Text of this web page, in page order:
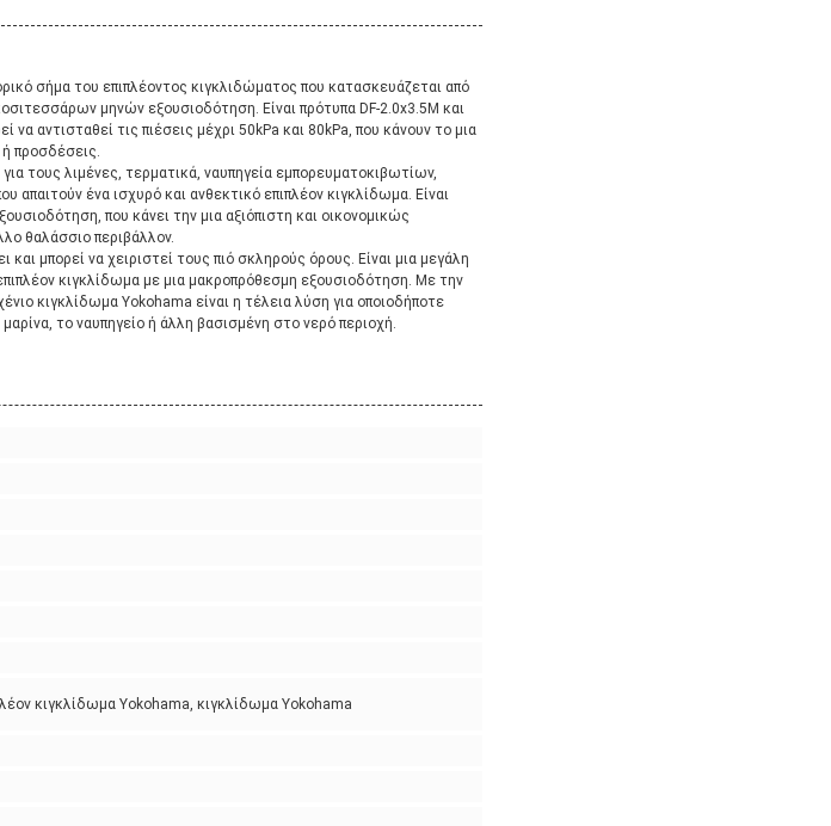
σήμα του επιπλέοντος κιγκλιδώματος που κατασκευάζεται από
μηνών εξουσιοδότηση. Είναι πρότυπα DF-2.0x3.5M και
αντισταθεί τις πιέσεις μέχρι 50kPa και 80kPa, που κάνουν το μια
προσδέσεις.
τους λιμένες, τερματικά, ναυπηγεία εμπορευματοκιβωτίων,
απαιτούν ένα ισχυρό και ανθεκτικό επιπλέον κιγκλίδωμα. Είναι
που κάνει την μια αξιόπιστη και οικονομικώς
θαλάσσιο περιβάλλον.
μπορεί να χειριστεί τους πιό σκληρούς όρους. Είναι μια μεγάλη
κιγκλίδωμα με μια μακροπρόθεσμη εξουσιοδότηση. Με την
κιγκλίδωμα Yokohama είναι η τέλεια λύση για οποιοδήποτε
το ναυπηγείο ή άλλη βασισμένη στο νερό περιοχή.
κιγκλίδωμα Yokohama, κιγκλίδωμα Yokohama